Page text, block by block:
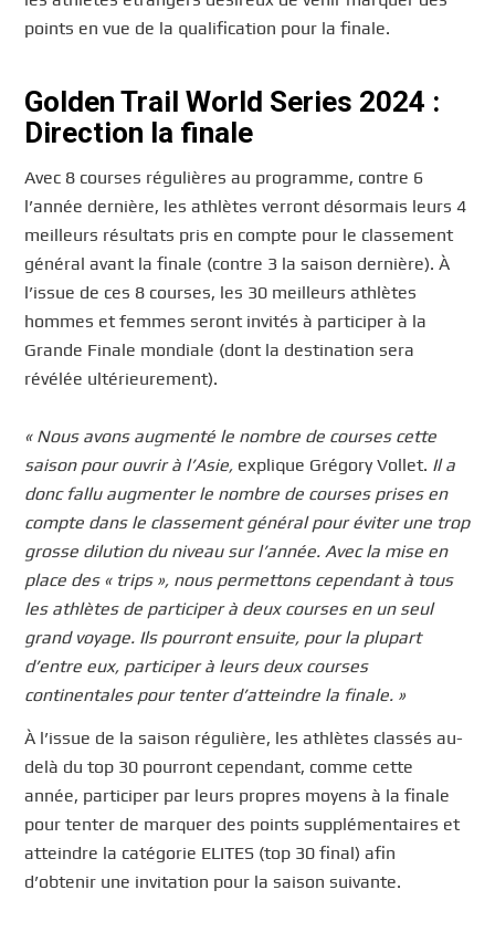
points en vue de la qualification pour la finale.
Golden Trail World Series 2024 :
Direction la finale
Avec 8 courses régulières au programme, contre 6
l’année dernière, les athlètes verront désormais leurs 4
meilleurs résultats pris en compte pour le classement
général avant la finale (contre 3 la saison dernière). À
l’issue de ces 8 courses, les 30 meilleurs athlètes
hommes et femmes seront invités à participer à la
Grande Finale mondiale (dont la destination sera
révélée ultérieurement).
« Nous avons augmenté le nombre de courses cette
saison pour ouvrir à l’Asie, explique Grégory Vollet. Il a
donc fallu augmenter le nombre de courses prises en
compte dans le classement général pour éviter une trop
grosse dilution du niveau sur l’année. Avec la mise en
place des « trips », nous permettons cependant à tous
les athlètes de participer à deux courses en un seul
grand voyage. Ils pourront ensuite, pour la plupart
d’entre eux, participer à leurs deux courses
continentales pour tenter d’atteindre la finale. »
À l’issue de la saison régulière, les athlètes classés au-
delà du top 30 pourront cependant, comme cette
année, participer par leurs propres moyens à la finale
pour tenter de marquer des points supplémentaires et
atteindre la catégorie ELITES (top 30 final) afin
d’obtenir une invitation pour la saison suivante.